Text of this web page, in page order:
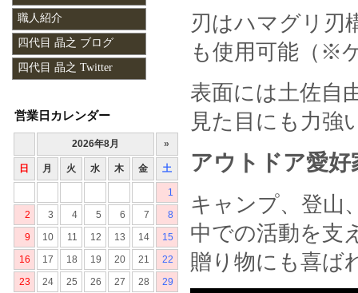
刃はハマグリ刃
も使用可能（※
表面には土佐自
見た目にも力強
アウトドア愛
キャンプ、登山
中での活動を支
贈り物にも喜ば
職人紹介
四代目 晶之 ブログ
四代目 晶之 Twitter
営業日カレンダー